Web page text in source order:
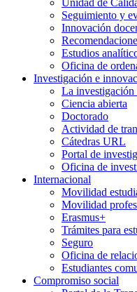
Seguimiento y
Innovación
Estudios
Oficina de
Investigación e
La
Ciencia abierta
Doctorado
Actividad de
Cátedras URL
Portal de
Oficina de
Internacional
Movilidad
Movilidad
Erasmus+
Trámites para
Seguro
Oficina de
Estudiantes
Compromiso social